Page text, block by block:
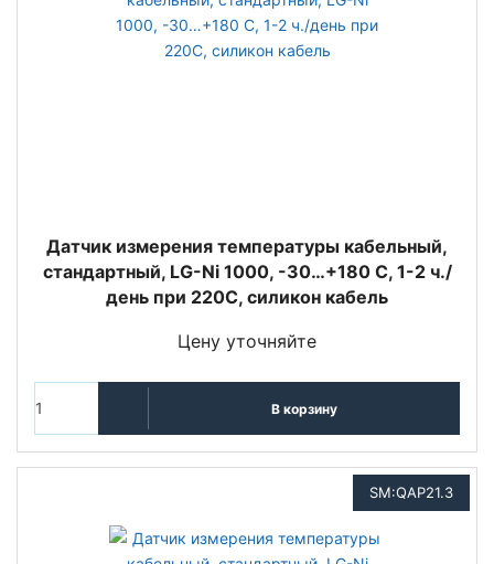
Датчик измерения температуры кабельный,
стандартный, LG-Ni 1000, -30…+180 С, 1-2 ч./
день при 220С, силикон кабель
Цену уточняйте
В корзину
SM:QAP21.3